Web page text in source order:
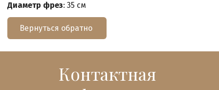
Диаметр фрез: 35 см
Вернуться обратно
Контактная